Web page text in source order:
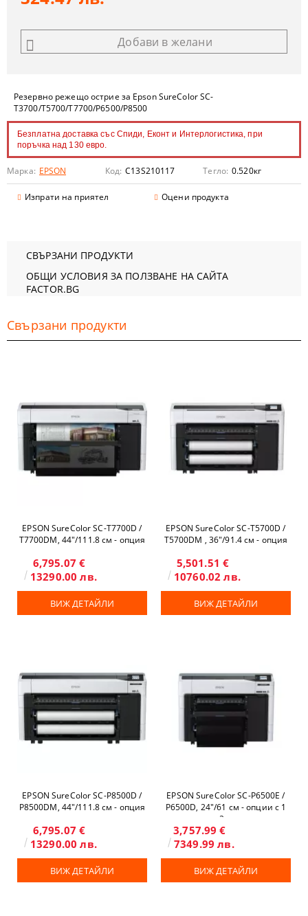
Резервно режещо острие за Epson SureColor SC-
T3700/T5700/T7700/P6500/P8500
Безплатна доставка със Спиди, Еконт и Интерлогистика, при
поръчка над 130 евро.
Марка: EPSON Код: C13S210117 Тегло: 0.520кг
Изпрати на приятел Оцени продукта
Добави в желани
СВЪРЗАНИ ПРОДУКТИ
ОБЩИ УСЛОВИЯ ЗА ПОЛЗВАНЕ НА САЙТА
FACTOR.BG
Свързани продукти
EPSON SureColor SC-T7700D /
T7700DM, 44"/111.8 см - опция
6,795.07 €
13290.00 лв.
ВИЖ ДЕТАЙЛИ
EPSON SureColor SC-T5700D /
T5700DM , 36"/91.4 см - опция
5,501.51 €
10760.02 лв.
ВИЖ ДЕТАЙЛИ
EPSON SureColor SC-P8500D /
P8500DM, 44"/111.8 см - опция
6,795.07 €
13290.00 лв.
ВИЖ ДЕТАЙЛИ
EPSON SureColor SC-P6500E /
P6500D, 24"/61 см - опции с 1
или 2 ролки
3,757.99 €
7349.99 лв.
ВИЖ ДЕТАЙЛИ